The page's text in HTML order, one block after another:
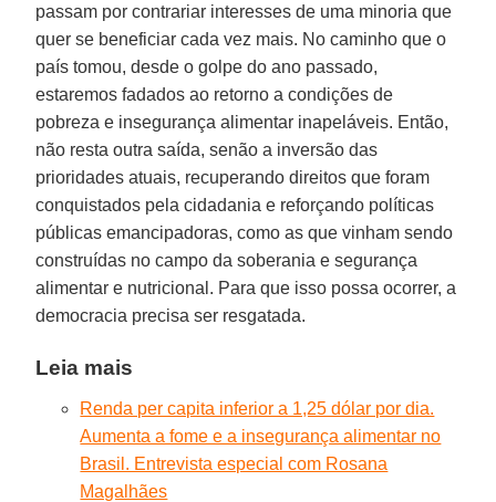
passam por contrariar interesses de uma minoria que
quer se beneficiar cada vez mais. No caminho que o
país tomou, desde o golpe do ano passado,
estaremos fadados ao retorno a condições de
pobreza e insegurança alimentar inapeláveis. Então,
não resta outra saída, senão a inversão das
prioridades atuais, recuperando direitos que foram
conquistados pela cidadania e reforçando políticas
públicas emancipadoras, como as que vinham sendo
construídas no campo da soberania e segurança
alimentar e nutricional. Para que isso possa ocorrer, a
democracia precisa ser resgatada.
Leia mais
Renda per capita inferior a 1,25 dólar por dia.
Aumenta a fome e a insegurança alimentar no
Brasil. Entrevista especial com Rosana
Magalhães